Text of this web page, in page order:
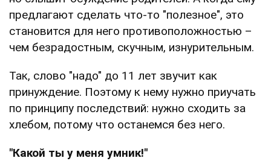
предлагают сделать что-то "полезное", это
становится для него противоположностью –
чем безрадостным, скучным, изнурительным.
Так, слово "надо" до 11 лет звучит как
принуждение. Поэтому к нему нужно приучать
по принципу последствий: нужно сходить за
хлебом, потому что останемся без него.
"Какой ты у меня умник!"